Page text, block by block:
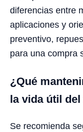
diferencias entre
aplicaciones y
preventivo,
para una compra
¿Qué
la vida útil
Se recomienda